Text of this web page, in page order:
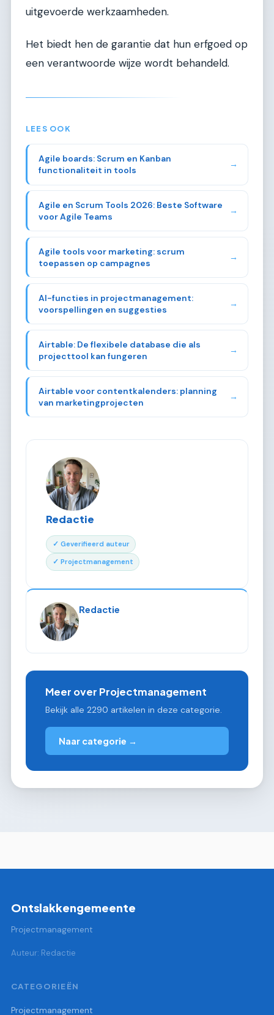
uitgevoerde werkzaamheden.
Het biedt hen de garantie dat hun erfgoed op
een verantwoorde wijze wordt behandeld.
LEES OOK
Agile boards: Scrum en Kanban
functionaliteit in tools
→
Agile en Scrum Tools 2026: Beste Software
voor Agile Teams
→
Agile tools voor marketing: scrum
toepassen op campagnes
→
AI-functies in projectmanagement:
voorspellingen en suggesties
→
Airtable: De flexibele database die als
projecttool kan fungeren
→
Airtable voor contentkalenders: planning
van marketingprojecten
→
Redactie
✓ Geverifieerd auteur
✓ Projectmanagement
Redactie
Meer over Projectmanagement
Bekijk alle 2290 artikelen in deze categorie.
Naar categorie →
Ontslakkengemeente
Projectmanagement
Auteur: Redactie
CATEGORIEËN
Projectmanagement